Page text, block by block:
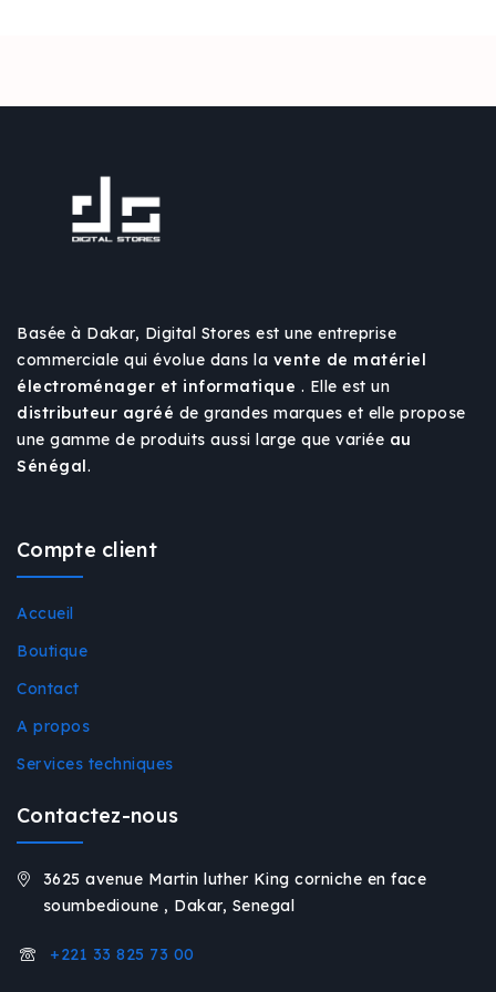
Basée à Dakar, Digital Stores est une entreprise
commerciale qui évolue dans la vente de matériel
électroménager et informatique . Elle est un
distributeur agréé de grandes marques et elle propose
une gamme de produits aussi large que variée au
Sénégal .
Compte client
Accueil
Boutique
Contact
A propos
Services techniques
Contactez-nous
3625 avenue Martin luther King corniche en face
soumbedioune , Dakar, Senegal
+221 33 825 73 00